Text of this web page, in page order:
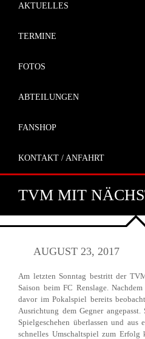
AKTUELLES
TERMINE
FOTOS
ABTEILUNGEN
FANSHOP
KONTAKT / ANFAHRT
TVM MIT
AUGUST 23, 2017
Am letzten Sonntag bestritt der
Saison beim FC Renslage.
davor im Pokalspiel bereits
Ausrichtung dem Gegner
Spielgeschehen überlassen und aus
schnelles Umschaltspiel zum Erfolg